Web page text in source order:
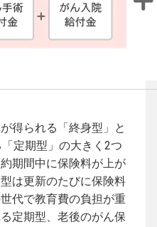
得られる「終身型」と
定期型」の大きく2つ
期間中に保険料が上が
は更新のたびに保険料
代で教育費の負担が重
定期型、老後のがん保